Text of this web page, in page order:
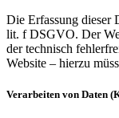
Die Erfassung dieser
lit. f DSGVO. Der
der technisch
Website – hierzu
Verarbeiten von Daten